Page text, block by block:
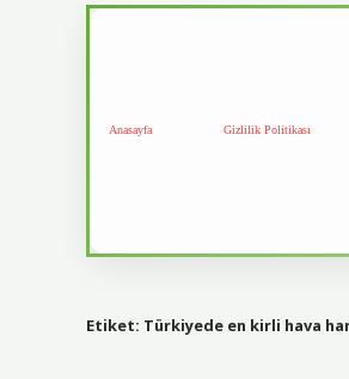
Anasayfa Gizlilik Politikası
Etiket: Türkiyede en kirli hava